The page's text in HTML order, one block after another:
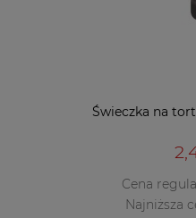
Świeczka na
Cena
Najniższa